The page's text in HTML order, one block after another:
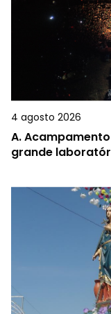
4 agosto 2026
A.Acampamento
grande